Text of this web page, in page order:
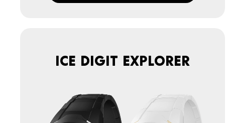
ICE digit explorer